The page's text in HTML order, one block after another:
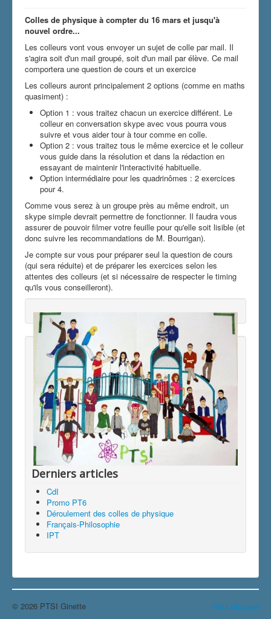
Colles de physique à compter du 16 mars et jusqu'à
nouvel ordre...
Les colleurs vont vous envoyer un sujet de colle par mail. Il
s'agira soit d'un mail groupé, soit d'un mail par élève. Ce mail
comportera une question de cours et un exercice
Les colleurs auront principalement 2 options (comme en maths
quasiment) :
Option 1 : vous traitez chacun un exercice différent. Le
colleur en conversation skype avec vous pourra vous
suivre et vous aider tour à tour comme en colle.
Option 2 : vous traitez tous le même exercice et le colleur
vous guide dans la résolution et dans la rédaction en
essayant de maintenir l'interactivité habituelle.
Option intermédiaire pour les quadrinômes : 2 exercices
pour 4.
Comme vous serez à un groupe près au même endroit, un
skype simple devrait permettre de fonctionner. Il faudra vous
assurer de pouvoir filmer votre feuille pour qu'elle soit lisible (et
donc suivre les recommandations de M. Bourrigan).
Je compte sur vous pour préparer seul la question de cours
(qui sera réduite) et de préparer les exercices selon les
attentes des colleurs (et si nécessaire de respecter le timing
qu'ils vous conseilleront).
Derniers articles
CdI
Promo PT6
Déroulement des colles de physique
Français-Philosophie
IPT
Haut de page
© 2026 PTSI Ginette